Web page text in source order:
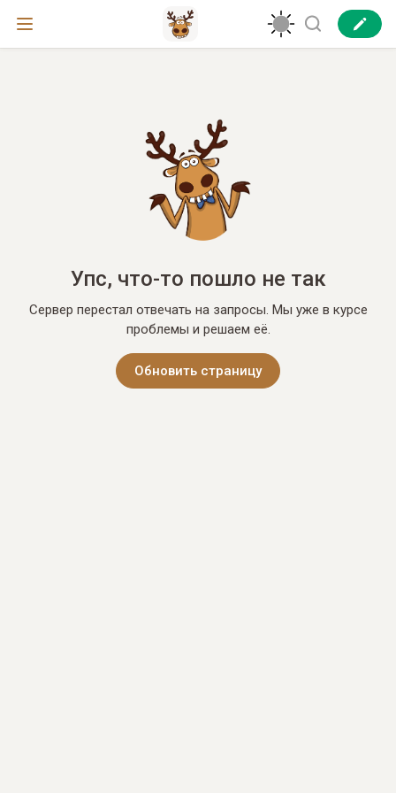
Упс, что-то пошло не так
Сервер перестал отвечать на запросы. Мы уже в курсе
проблемы и решаем её.
Обновить страницу